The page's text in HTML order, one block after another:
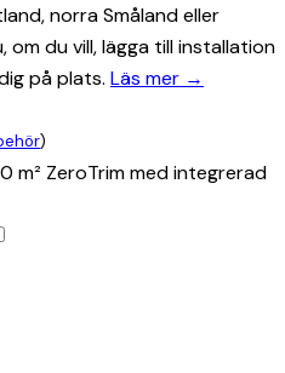
norra Småland eller
om du vill, lägga till installation
på plats. Läs mer →
)
m² ZeroTrim med integrerad